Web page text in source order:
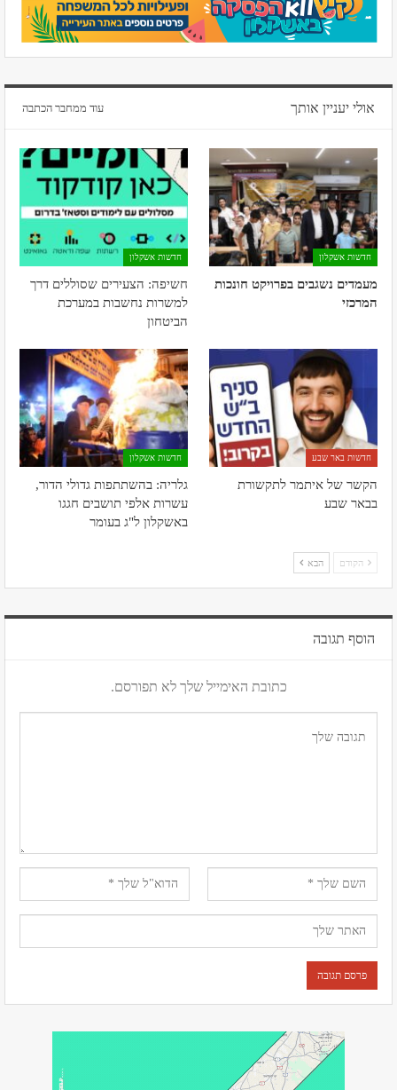
אולי יעניין אותך עוד ממחבר הכתבה
חדשות אשקלון
מעמדים נשגבים בפרויקט חונכות
המרכזי
חדשות אשקלון
חשיפה: הצעירים שסוללים דרך
למשרות נחשבות במערכת
הביטחון
חדשות באר שבע
הקשר של איתמר לתקשורת
בבאר שבע
חדשות אשקלון
גלריה: בהשתתפות גדולי הדור,
עשרות אלפי תושבים חגגו
באשקלון ל"ג בעומר
הקודם הבא
הוסף תגובה
כתובת האימייל שלך לא תפורסם.